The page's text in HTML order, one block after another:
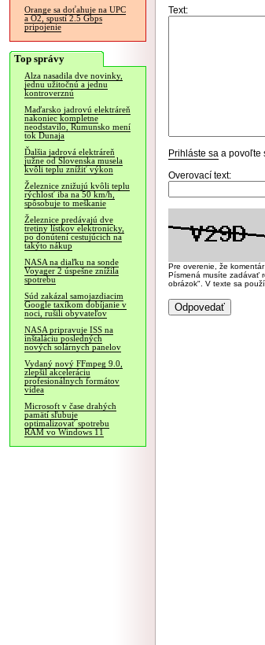
Orange sa doťahuje na UPC
a O2, spustí 2.5 Gbps
pripojenie
Top správy
Alza nasadila dve novinky,
jednu užitočnú a jednu
kontroverznú
Maďarsko jadrovú elektráreň
nakoniec kompletne
neodstavilo, Rumunsko mení
tok Dunaja
Ďalšia jadrová elektráreň
južne od Slovenska musela
kvôli teplu znížiť výkon
Železnice znižujú kvôli teplu
rýchlosť iba na 50 km/h,
spôsobuje to meškanie
Železnice predávajú dve
tretiny lístkov elektronicky,
po donútení cestujúcich na
takýto nákup
NASA na diaľku na sonde
Voyager 2 úspešne znížila
spotrebu
Súd zakázal samojazdiacim
Google taxíkom dobíjanie v
noci, rušili obyvateľov
NASA pripravuje ISS na
inštaláciu posledných
nových solárnych panelov
Vydaný nový FFmpeg 9.0,
zlepšil akceleráciu
profesionálnych formátov
videa
Microsoft v čase drahých
pamätí sľubuje
optimalizovať spotrebu
RAM vo Windows 11
Text:
Prihláste sa a povoľte
Overovací text:
Pre overenie, že
Písmená musíte zadávať
obrázok". V texte sa